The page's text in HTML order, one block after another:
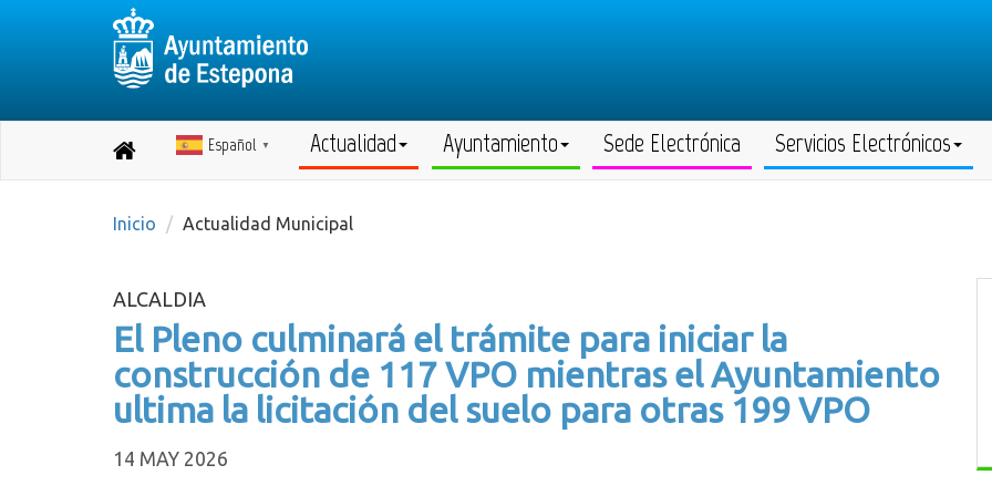
Destino:
inicio
Español ▼ Actualidad Ayuntamiento Sede Electrónica Servicios Electrónicos
Inicio Actualidad Municipal
ALCALDIA
El Pleno culminará el trámite para iniciar la
construcción de 117 VPO mientras el Ayuntamiento
ultima la licitación del suelo para otras 199 VPO
14 MAY 2026